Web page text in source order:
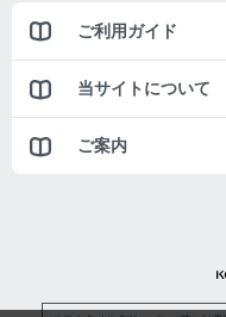
ご利用ガイド
当サイトについて
ご案内